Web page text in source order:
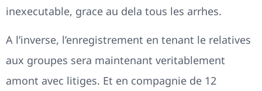
inexecutable, grace au dela tous les arrhes.
A l’inverse, l’enregistrement en tenant le relatives
aux groupes sera maintenant veritablement
amont avec litiges. Et en compagnie de 12